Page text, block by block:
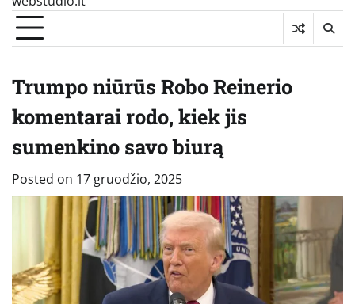
Trumpo niūrūs Robo Reinerio
komentarai rodo, kiek jis
sumenkino savo biurą
Posted on 17 gruodžio, 2025